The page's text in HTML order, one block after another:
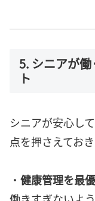
5. シニアが
ト
シニアが安心し
点を押さえておき
・ 健康管理を最